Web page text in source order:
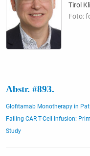
Tirol
Foto:
Abstr. #893.
Glofitamab Monotherapy in
Failing CAR T-Cell Infusion:
Study